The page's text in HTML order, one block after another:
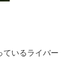
ているライバー